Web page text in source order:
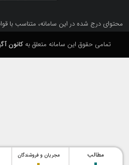
مطالب مجریان و فروشندگان
محتوای درج شده در این سامانه، متناسب با
تمامی حقوق این سامانه متعلق بهکانون